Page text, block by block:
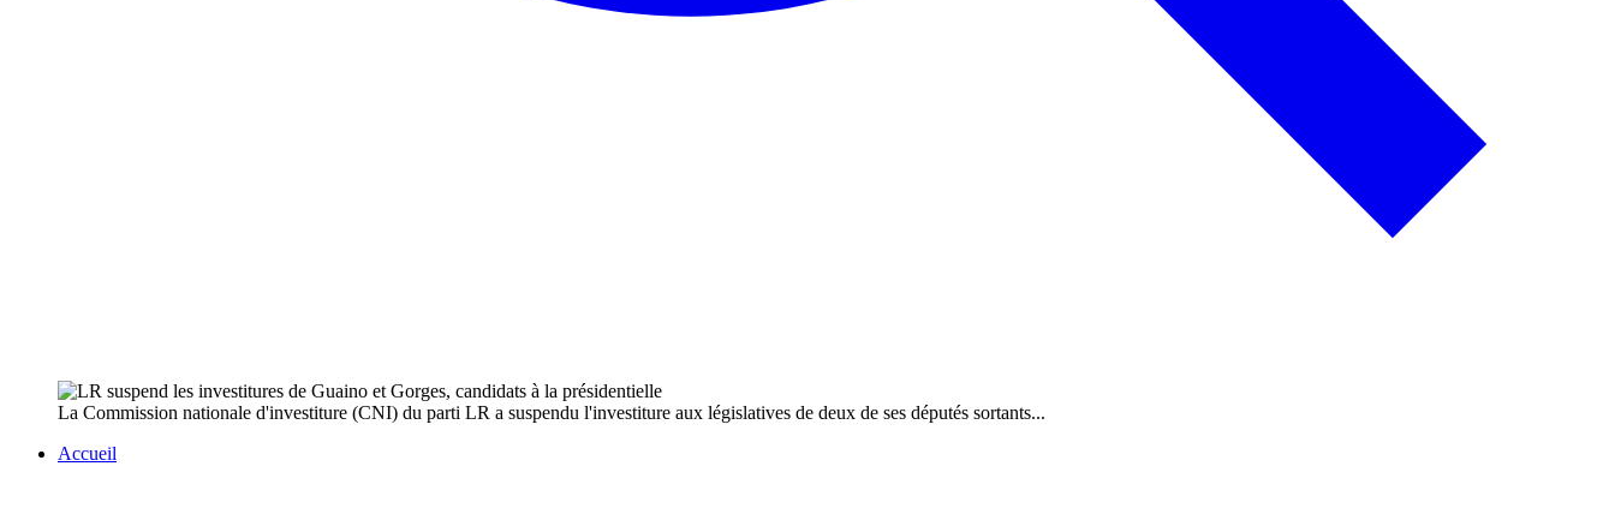
La Commission nationale d'investiture (CNI) du parti LR a suspendu l'investiture aux législatives de deux de ses députés sortants...
Accueil